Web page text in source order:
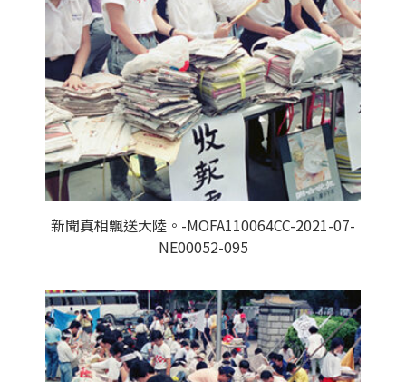
新聞真相飄送大陸。-MOFA110064CC-2021-07-
NE00052-095